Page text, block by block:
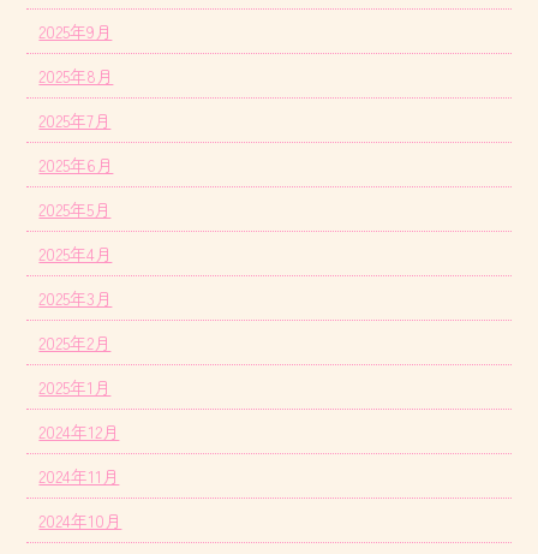
2025年9月
2025年8月
2025年7月
2025年6月
2025年5月
2025年4月
2025年3月
2025年2月
2025年1月
2024年12月
2024年11月
2024年10月